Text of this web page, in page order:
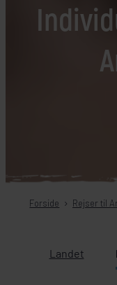
Forside Rejser til
Landet